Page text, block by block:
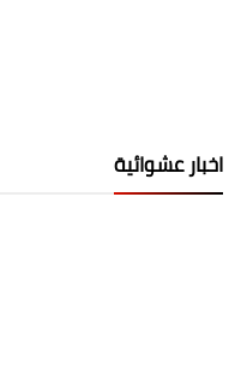
اخبار عشوائية